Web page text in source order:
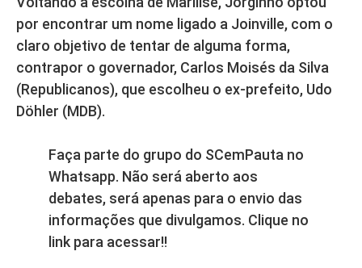
por encontrar um nome ligado a Joinville, com o
claro objetivo de tentar de alguma forma,
contrapor o governador, Carlos Moisés da Silva
(Republicanos), que escolheu o ex-prefeito, Udo
Döhler (MDB).
Faça parte do grupo do SCemPauta no
Whatsapp. Não será aberto aos
debates, será apenas para o envio das
informações que divulgamos. Clique no
link para acessar!!